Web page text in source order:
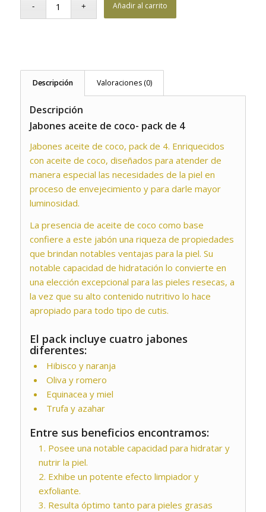
Añadir al carrito
Descripción Valoraciones (0)
Descripción
Jabones aceite de coco- pack de 4
Jabones aceite de coco, pack de 4. Enriquecidos
con aceite de coco, diseñados para atender de
manera especial las necesidades de la piel en
proceso de envejecimiento y para darle mayor
luminosidad.
La presencia de aceite de coco como base
confiere a este jabón una riqueza de propiedades
que brindan notables ventajas para la piel. Su
notable capacidad de hidratación lo convierte en
una elección excepcional para las pieles resecas, a
la vez que su alto contenido nutritivo lo hace
apropiado para todo tipo de cutis.
El pack incluye cuatro jabones
diferentes:
Hibisco y naranja
Oliva y romero
Equinacea y miel
Trufa y azahar
Entre sus beneficios encontramos:
Posee una notable capacidad para hidratar y
nutrir la piel.
Exhibe un potente efecto limpiador y
exfoliante.
Resulta óptimo tanto para pieles grasas